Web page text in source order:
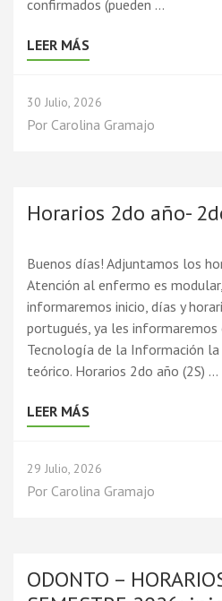
confirmados (pueden …
LEER MÁS
30 Julio, 2026
Por Carolina Gramajo
Horarios 2do año-
Buenos días! Adjuntamos los
Atención al enfermo es
informaremos inicio, días y
portugués, ya les informaremos
Tecnología de la Información
teórico. Horarios 2do año (2S) …
LEER MÁS
29 Julio, 2026
Por Carolina Gramajo
ODONTO –